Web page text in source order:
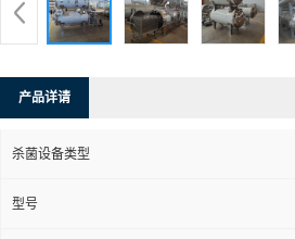
产品详请
杀菌设备类型
型号